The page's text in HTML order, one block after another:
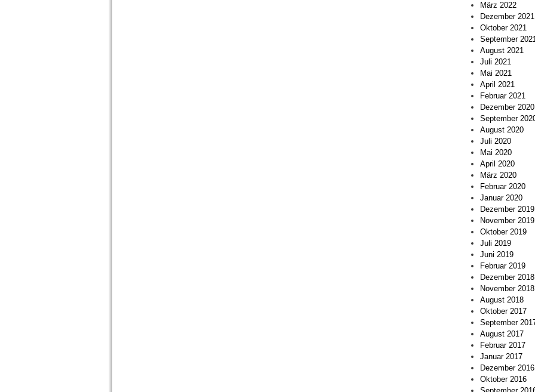
März 2022
Dezember 2021
Oktober 2021
September
August 2021
Juli 2021
Mai 2021
April 2021
Februar 2021
Dezember 2020
September
August 2020
Juli 2020
Mai 2020
April 2020
März 2020
Februar 2020
Januar 2020
Dezember 2019
November 2019
Oktober 2019
Juli 2019
Juni 2019
Februar 2019
Dezember 2018
November 2018
August 2018
Oktober 2017
September
August 2017
Februar 2017
Januar 2017
Dezember 2016
Oktober 2016